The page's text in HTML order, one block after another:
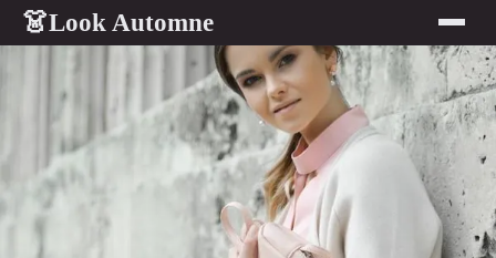
👗Look Automne